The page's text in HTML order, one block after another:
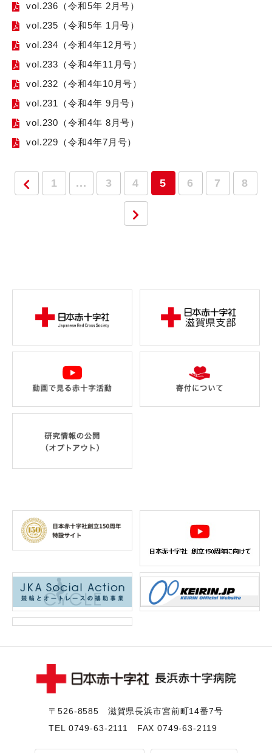
vol.236（令和5年 2月号）
vol.235（令和5年 1月号）
vol.234（令和4年12月号）
vol.233（令和4年11月号）
vol.232（令和4年10月号）
vol.231（令和4年 9月号）
vol.230（令和4年 8月号）
vol.229（令和4年7月号）
1 ... 3 4 5 6 7 8
〒526-8585 滋賀県⻑浜市宮前町14番7号
TEL 0749-63-2111 FAX 0749-63-2119